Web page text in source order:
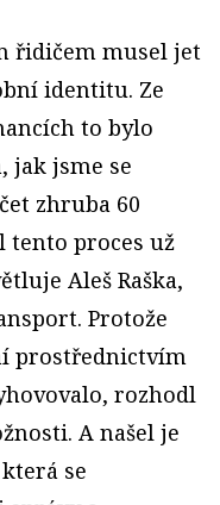
řidičem musel jet
identitu. Ze
to bylo
jak jsme se
zhruba 60
tento proces už
Aleš Raška,
Protože
prostřednictvím
rozhodl
A našel je
se